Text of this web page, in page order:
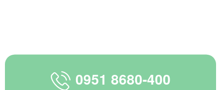
0951 8680-400